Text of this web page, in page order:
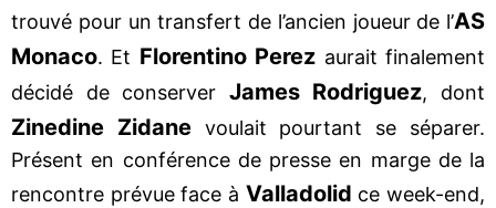
trouvé pour un transfert de l’ancien joueur de l’AS
Monaco. Et Florentino Perez aurait finalement
décidé de conserver James Rodriguez, dont
Zinedine Zidanevoulait pourtant se séparer.
Présent en conférence de presse en marge de la
rencontre prévue face à Valladolid ce week-end,